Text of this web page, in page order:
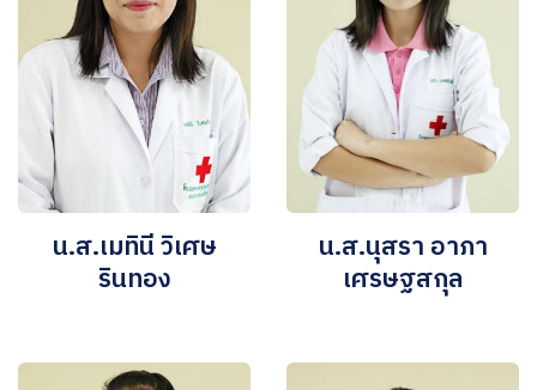
น.ส.เมทินี วิเศษ
รินทอง
น.ส.นุสรา อาภา
เศรษฐสกุล